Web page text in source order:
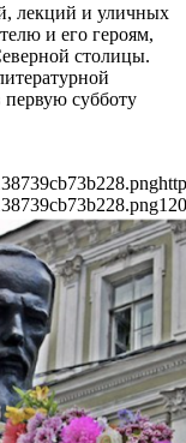
лекций и уличных
и его героям,
столицы.
первую субботу